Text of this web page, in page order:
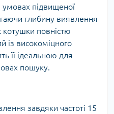
підвищеної
глибину виявлення
котушки повністю
із високоміцного
її ідеальною для
пошуку.
завдяки частоті 15